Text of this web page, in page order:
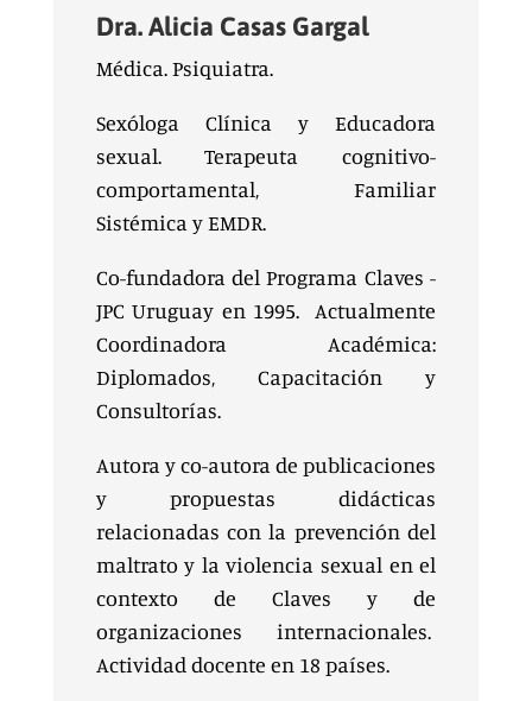
Dra. Alicia Casas Gargal
Médica. Psiquiatra.
Sexóloga Clínica y Educadora
sexual. Terapeuta cognitivo-
comportamental, Familiar
Sistémica y EMDR.
Co-fundadora del Programa Claves -
JPC Uruguay en 1995. Actualmente
Coordinadora Académica:
Diplomados, Capacitación y
Consultorías.
Autora y co-autora de publicaciones
y propuestas didácticas
relacionadas con la prevención del
maltrato y la violencia sexual en el
contexto de Claves y de
organizaciones internacionales.
Actividad docente en 18 países.